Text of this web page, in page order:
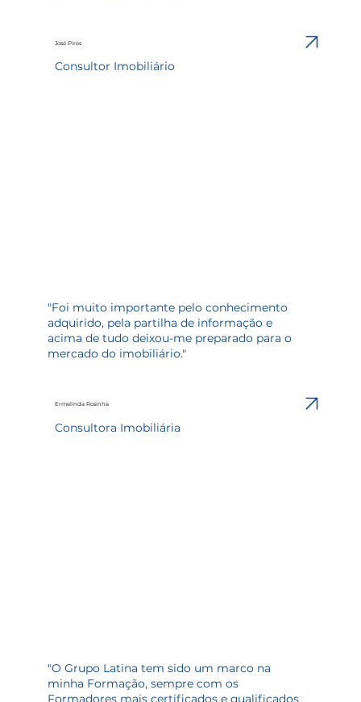
José Pires
Consultor Imobiliário
"Foi muito importante pelo conhecimento
adquirido, pela partilha de informação e
acima de tudo deixou-me preparado para o
mercado do imobiliário."
Ermelinda Rosinha
Consultora Imobiliária
"O Grupo Latina tem sido um marco na
minha Formação, sempre com os
Formadores mais certificados e qualificados